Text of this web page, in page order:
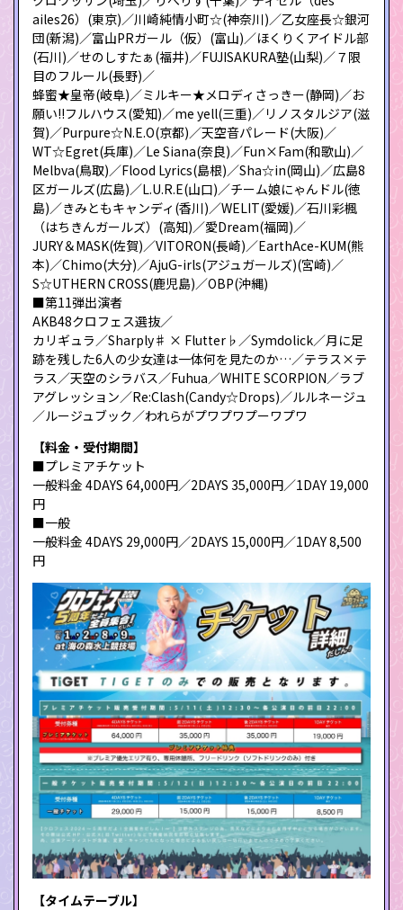
ailes26）(東京)／川崎純情小町☆(神奈川)／乙女座長☆銀河
団(新潟)／富山PRガール（仮）(富山)／ほくりくアイドル部
(石川)／せのしすたぁ(福井)／FUJISAKURA塾(山梨)／７限
目のフルール(長野)／
蜂蜜★皇帝(岐阜)／ミルキー★メロディさっきー(静岡)／お
願い!!フルハウス(愛知)／me yell(三重)／リノスタルジア(滋
賀)／Purpure☆N.E.O(京都)／天空音パレード(大阪)／
WT☆Egret(兵庫)／Le Siana(奈良)／Fun×Fam(和歌山)／
Melbva(鳥取)／Flood Lyrics(島根)／Sha☆in(岡山)／広島8
区ガールズ(広島)／L.U.R.E(山口)／チーム娘にゃんドル(徳
島)／きみともキャンディ(香川)／WELIT(愛媛)／石川彩楓
（はちきんガールズ）(高知)／愛Dream(福岡)／
JURY＆MASK(佐賀)／VITORON(長崎)／EarthAce-KUM(熊
本)／Chimo(大分)／AjuG-irls(アジュガールズ)(宮崎)／
S☆UTHERN CROSS(鹿児島)／OBP(沖縄)
■第11弾出演者
AKB48クロフェス選抜／
カリギュラ／Sharply♯ × Flutter♭／Symdolick／月に足
跡を残した6人の少女達は一体何を見たのか…／テラス×テ
ラス／天空のシラバス／Fuhua／WHITE SCORPION／ラブ
アグレッション／Re:Clash(Candy☆Drops)／ルルネージュ
／ルージュブック／われらがプワプワプーワプワ
【料金・受付期間】
■プレミアチケット
一般料金 4DAYS 64,000円／2DAYS 35,000円／1DAY 19,000
円
■一般
一般料金 4DAYS 29,000円／2DAYS 15,000円／1DAY 8,500
円
【タイムテーブル】